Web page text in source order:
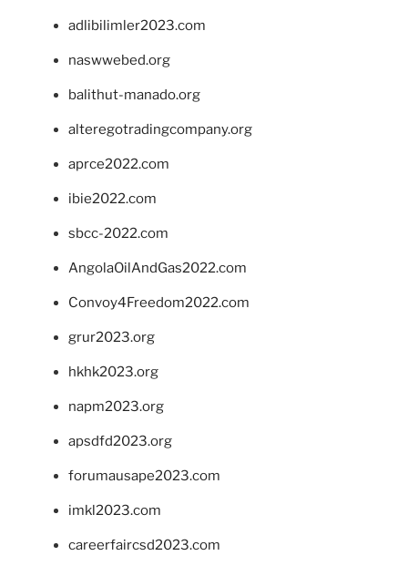
adlibilimler2023.com
naswwebed.org
balithut-manado.org
alteregotradingcompany.org
aprce2022.com
ibie2022.com
sbcc-2022.com
AngolaOilAndGas2022.com
Convoy4Freedom2022.com
grur2023.org
hkhk2023.org
napm2023.org
apsdfd2023.org
forumausape2023.com
imkl2023.com
careerfaircsd2023.com